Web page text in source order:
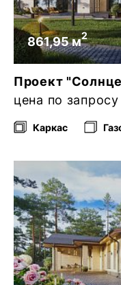
861,95 м2
Проект
цена по запросу
Каркас